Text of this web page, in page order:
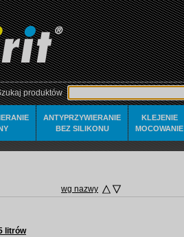
produktów
ANTYPRZYWIERANIE
BEZ SILIKONU
KLEJENIE
MOCOWANIE
wg nazwy
litrów